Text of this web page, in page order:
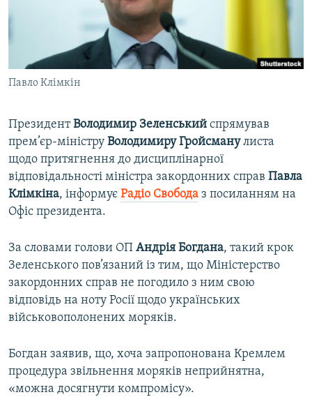
ВІДЕОУРОКИ «ELIFBE»
СВІДЧЕННЯ ОКУПАЦІЇ
УКРАЇНСЬКА ПРОБЛЕМА КРИМУ
ІНФОГРАФІКА
Qırımtatar
ДОЛУЧАЙСЯ!
Усі сайти RFE/RL
Павло Клімкін
ПрезидентВолодимир Зеленський спрямував
прем’єр-міністру Володимиру Гройсманулиста
щодо притягнення до дисциплінарної
відповідальності міністра закордонних справ Павла
Клімкіна, інформує Радіо Свобода з посиланням на
Офіс президента.
За словами голови ОП Андрія Богдана, такий крок
Зеленського пов’язаний із тим, що Міністерство
закордонних справ не погодило з ним свою
відповідь на ноту Росії щодо українських
військовополонених моряків.
Богдан заявив, що, хоча запропонована Кремлем
процедура звільнення моряків неприйнятна,
«можна досягнути компромісу».